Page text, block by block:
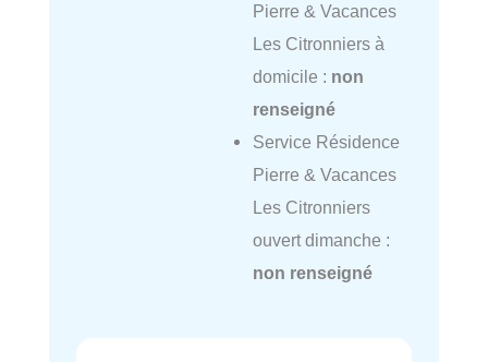
Pierre & Vacances
Les Citronniers à
domicile : non
renseigné
Service Résidence
Pierre & Vacances
Les Citronniers
ouvert dimanche :
non renseigné